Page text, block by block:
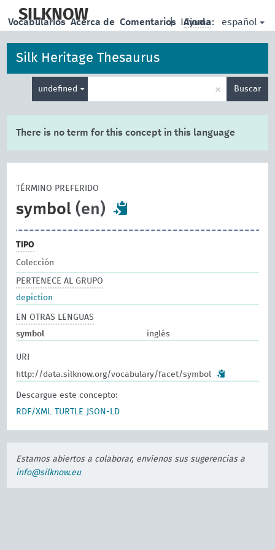
main
SILKNOW | Idioma: español
Vocabularios Acerca de Comentarios Ayuda
Silk Heritage Thesaurus
undefined × Buscar
There is no term for this concept in this language
TÉRMINO PREFERIDO
symbol (en)
TIPO
Colección
PERTENECE AL GRUPO
depiction
EN OTRAS LENGUAS
symbol
inglés
URI
http://data.silknow.org/vocabulary/facet/symbol
Descargue este concepto:
RDF/XML
TURTLE JSON-LD
Estamos abiertos a colaborar, envíenos sus sugerencias a
info@silknow.eu